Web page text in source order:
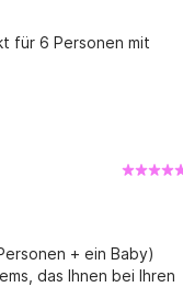
für 6 Personen mit
+ ein Baby)
das Ihnen bei Ihren